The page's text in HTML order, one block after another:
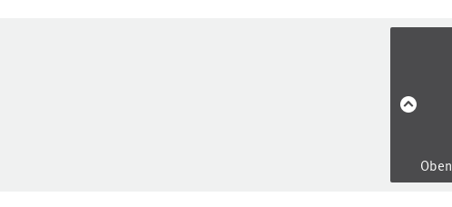
Oben